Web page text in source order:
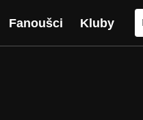
Fanoušci Kluby